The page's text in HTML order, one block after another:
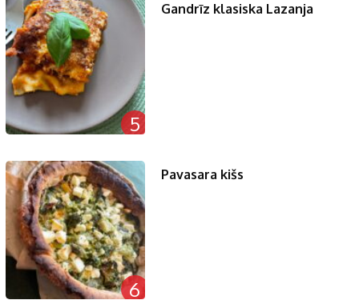
5
Gandrīz klasiska Lazanja
6
Pavasara kišs